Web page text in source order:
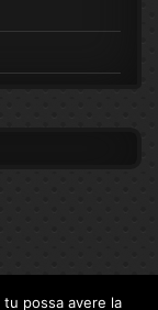
possa avere la